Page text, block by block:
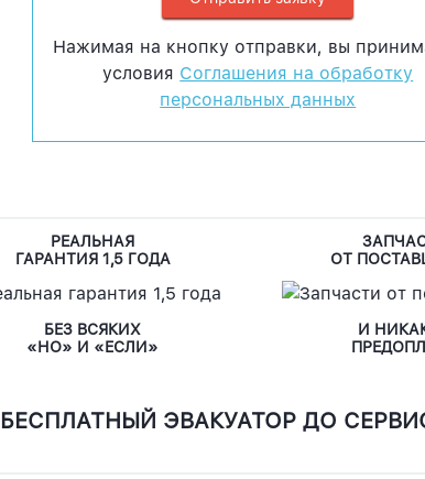
Нажимая на кнопку отправки, вы
условия Соглашения на обработку
персональных данных
РЕАЛЬНАЯ
ГАРАНТИЯ 1,5 ГОДА
БЕЗ ВСЯКИХ
«НО» И «ЕСЛИ»
ОТ
И
БЕСПЛАТНЫЙ ЭВАКУАТОР ДО